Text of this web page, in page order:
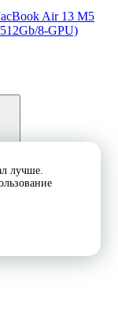
Air 13 M5
8-GPU)
лучше.